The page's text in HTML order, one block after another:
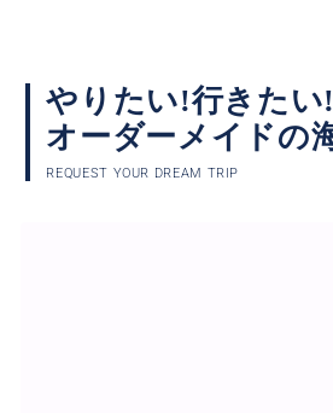
やりたい!行きたい
オーダーメイドの
REQUEST YOUR DREAM TRIP